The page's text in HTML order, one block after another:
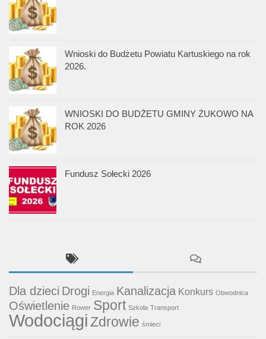
Wnioski do Budżetu Powiatu Kartuskiego na rok
2026.
WNIOSKI DO BUDŻETU GMINY ŻUKOWO NA
ROK 2026
Fundusz Sołecki 2026
Dla dzieci Drogi Energia Kanalizacja Konkurs Obwodnica
Oświetlenie Rower Sport Szkoła Transport
WodociągiZdrowie śmieci